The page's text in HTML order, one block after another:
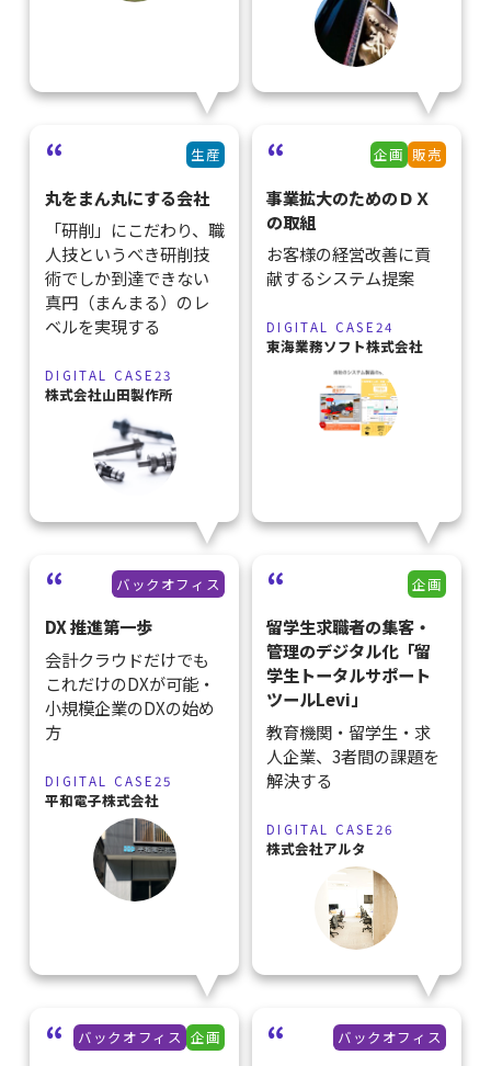
生産
丸をまん丸にする会社
「研削」にこだわり、職
人技というべき研削技
術でしか到達できない
真円（まんまる）のレ
ベルを実現する
DIGITAL CASE23
株式会社山田製作所
企画 販売
事業拡大のためのＤＸ
の取組
お客様の経営改善に貢
献するシステム提案
DIGITAL CASE24
東海業務ソフト株式会社
バックオフィス
DX 推進第一歩
会計クラウドだけでも
これだけのDXが可能・
小規模企業のDXの始め
方
DIGITAL CASE25
平和電子株式会社
企画
留学生求職者の集客・
管理のデジタル化「留
学生トータルサポート
ツールLevi」
教育機関・留学生・求
人企業、3者間の課題を
解決する
DIGITAL CASE26
株式会社アルタ
バックオフィス 企画 バックオフィス